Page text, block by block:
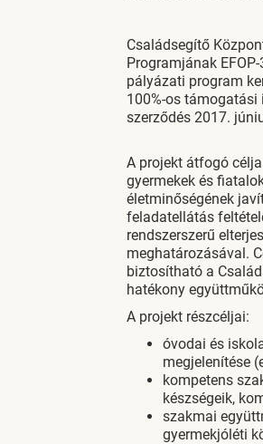
Családsegítő
Programjának
pályázati program
100%-os
szerződés 2017.
A projekt átfogó
gyermekek és
életminőségének
feladatellátás
rendszerszerű
meghatározásával.
biztosítható a
hatékony
A projekt részcéljai:
óvodai és
megjelenítése
kompetens
készségeik,
szakmai
gyermekjóléti